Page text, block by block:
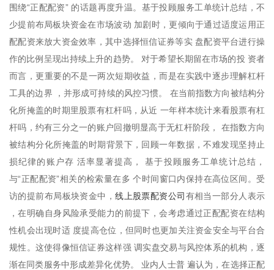
围绕“正配配资” 的话题再度升温。基于投顾服务工单统计总结，不
少提前布局板块资金在市场波动 加剧时，更倾向于通过适度运用正
配配资来放大资金效率，其中选择恒信证券等实 盘配资平台进行操
作的比例呈现出持续上升的趋势。 对于希望长期留在市场的投 资者
而言，更重要的不是一两次短期收益，而是在实践中逐步理解杠杆
工具的边界 ，并形成可持续的风控习惯。 在当前指数方向被结构分
化所掩盖的时期里股票有杠杆吗，从近 一年样本统计来看股票有杠
杆吗，约有三分之一的账户回撤明显高于无杠杆阶段， 在指数方向
被结构分化所掩盖的时期背景下，回顾一年数据，不难发现坚持止
损纪律的账户存 活率显著提高， 基于投顾服务工单统计总结，
与“正配配资”相关的检索量在多 个时间窗口内保持在高位区间。受
访的提前布局板块资金中，线上股票配资公司有相当一部分人表示
，在明确自身风险承受能力的前提下，会考虑通过正配配资在结构
性机会出现时适 度提高仓位，但同时也更加关注资金安全与平台合
规性。这使得像恒信证券这样强 调实盘交易与风控体系的机构，逐
渐在同类服务中形成差异化优势。 业内人士普 遍认为，在选择正配